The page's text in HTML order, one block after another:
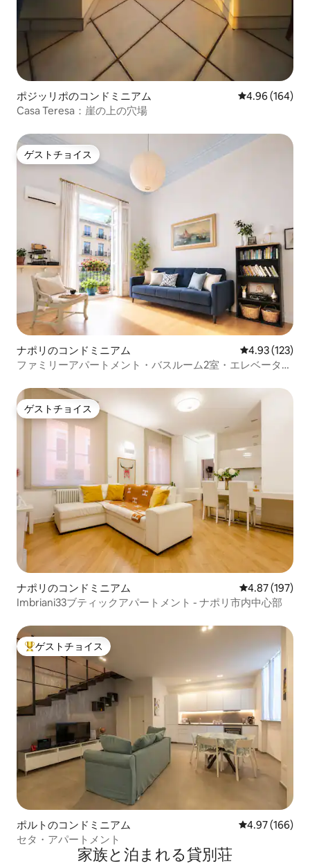
ポジッリポのコンドミニアム レビュー164
4.96 (164)
Casa Teresa：崖の上の穴場
ゲストチョイス
ゲストチョイス
ナポリのコンドミニアム レビュー123
4.93 (123)
ファミリーアパートメント・バスルーム2室・エレベータ
ゲストチョイス
ゲストチョイス
ナポリのコンドミニアム レビュー197
4.87 (197)
Imbriani33ブティックアパートメント - ナポリ市内中心部
大好評のゲストチョイスです。
ゲストチョイス
ポルトのコンドミニアム レビュー166
4.97 (166)
セタ・アパートメント
家族と泊まれる貸別荘